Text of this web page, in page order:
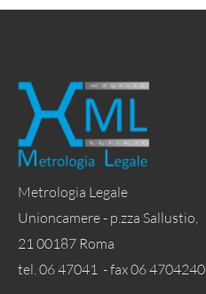
Metrologia Legale
Unioncamere - p.zza Sallustio,
21 00187 Roma
tel. 06 47041 - fax 06 4704240